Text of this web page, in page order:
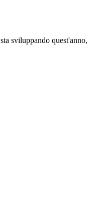
sta sviluppando quest'anno,